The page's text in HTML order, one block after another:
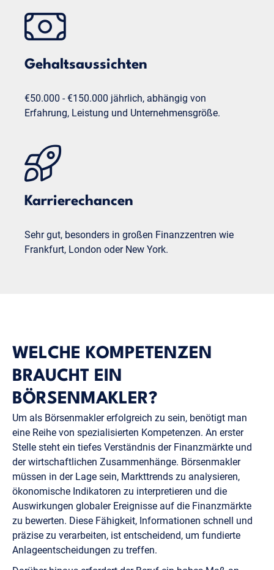
Gehaltsaussichten
€50.000 - €150.000 jährlich, abhängig von
Erfahrung, Leistung und Unternehmensgröße.
Karrierechancen
Sehr gut, besonders in großen Finanzzentren wie
Frankfurt, London oder New York.
WELCHE KOMPETENZEN
BRAUCHT EIN
BÖRSENMAKLER?
Um als Börsenmakler erfolgreich zu sein, benötigt man
eine Reihe von spezialisierten Kompetenzen. An erster
Stelle steht ein tiefes Verständnis der Finanzmärkte und
der wirtschaftlichen Zusammenhänge. Börsenmakler
müssen in der Lage sein, Markttrends zu analysieren,
ökonomische Indikatoren zu interpretieren und die
Auswirkungen globaler Ereignisse auf die Finanzmärkte
zu bewerten. Diese Fähigkeit, Informationen schnell und
präzise zu verarbeiten, ist entscheidend, um fundierte
Anlageentscheidungen zu treffen.